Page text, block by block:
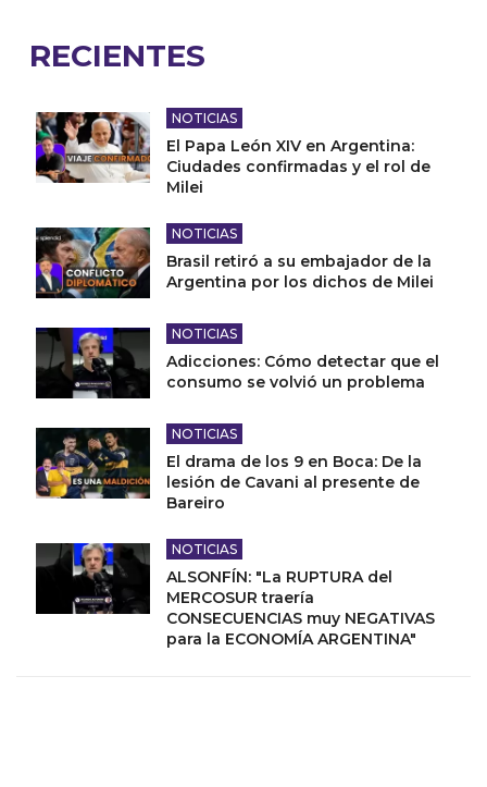
RECIENTES
NOTICIAS
El Papa León XIV en Argentina:
Ciudades confirmadas y el rol de
Milei
NOTICIAS
Brasil retiró a su embajador de la
Argentina por los dichos de Milei
NOTICIAS
Adicciones: Cómo detectar que el
consumo se volvió un problema
NOTICIAS
El drama de los 9 en Boca: De la
lesión de Cavani al presente de
Bareiro
NOTICIAS
ALSONFÍN: "La RUPTURA del
MERCOSUR traería
CONSECUENCIAS muy NEGATIVAS
para la ECONOMÍA ARGENTINA"